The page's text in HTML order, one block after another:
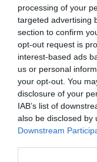
processing of your
targeted advertising
section to confirm
opt-out request is
interest-based ads
us or personal
your opt-out. You
disclosure of your
IAB’s list of
also be disclosed by
Downstream
dužeg izlaganja
zaštite glave. Ljekari
pokrivala za glavu,
najtoplijeg dijela dana.
Najčešći simptomi